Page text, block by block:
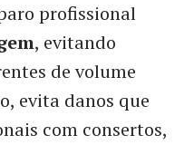
profissional
, evitando
de volume
evita danos que
com consertos,